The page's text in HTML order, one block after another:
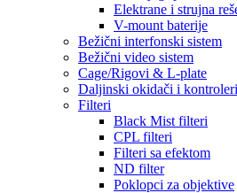
Elektrane i strujna
V-mount baterije
Bežični interfonski sistem
Bežični video sistem
Cage/Rigovi & L-plate
Daljinski okidači i kontroleri
Filteri
Black Mist filteri
CPL filteri
Filteri sa efektom
ND filter
Poklopci za objektive